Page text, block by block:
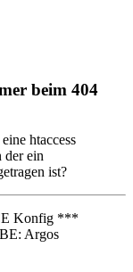
beim 404
htaccess
der ein
ist?
Konfig ***
Argos